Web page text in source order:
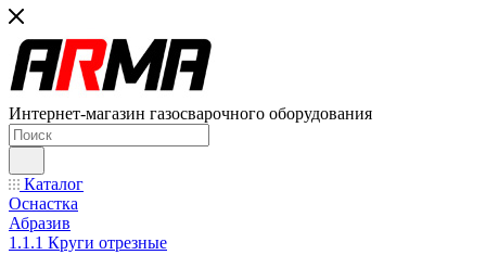
Интернет-магазин газосварочного оборудования
Каталог
Оснастка
Абразив
1.1.1 Круги отрезные